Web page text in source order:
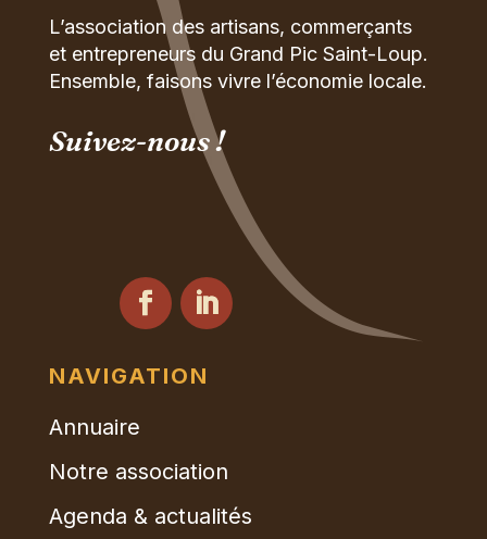
L’association des artisans, commerçants
et entrepreneurs du Grand Pic Saint-Loup.
Ensemble, faisons vivre l’économie locale.
Suivez-nous !
NAVIGATION
Annuaire
Notre association
Agenda & actualités